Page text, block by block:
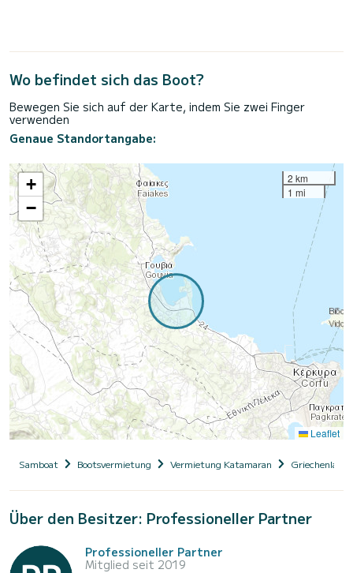
Wo befindet sich das Boot?
Bewegen Sie sich auf der Karte, indem Sie zwei Finger
verwenden
Genaue Standortangabe:
+
−
2 km
1 mi
Leaflet
Samboat Bootsvermietung Vermietung Katamaran Griechenland
Über den Besitzer: Professioneller Partner
Professioneller Partner
Mitglied seit 2019